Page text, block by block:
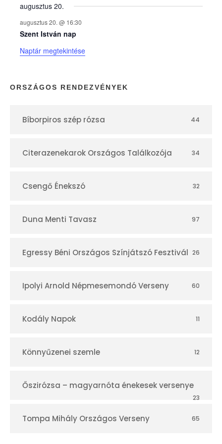
k
n
a
p
r
augusztus 20.
augusztus 20. @ 16:30
Szent István nap
Naptár megtekintése
ORSZÁGOS RENDEZVÉNYEK
Bíborpiros szép rózsa 44
Citerazenekarok Országos Találkozója 34
Csengő Énekszó 32
Duna Menti Tavasz 97
Egressy Béni Országos Színjátszó Fesztivál 26
Ipolyi Arnold Népmesemondó Verseny 60
Kodály Napok 11
Könnyűzenei szemle 12
Őszirózsa – magyarnóta énekesek versenye
23
Tompa Mihály Országos Verseny 65